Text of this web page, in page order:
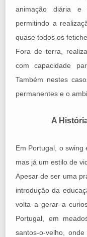
animação diária e
permitindo a
quase todos os
Fora de terra,
com capacidade
Também nestes
permanentes e o
A
Em Portugal, o swing
mas já um estilo de
Apesar de ser uma
introdução da
volta a gerar a
Portugal, em
santos-o-velho,